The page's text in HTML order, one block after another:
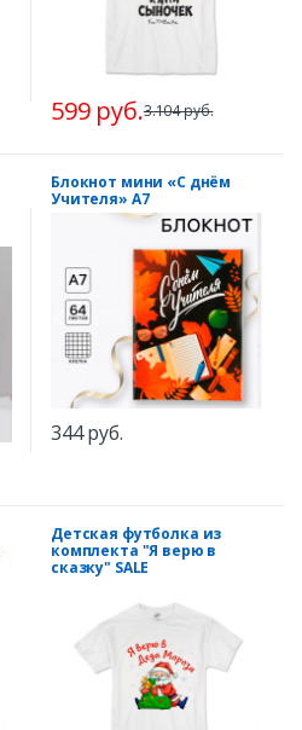
599 руб.3.104 руб.
Блокнот мини «С днём
Учителя» А7
344 руб.
Детская футболка из
комплекта "Я верю в
сказку" SALE